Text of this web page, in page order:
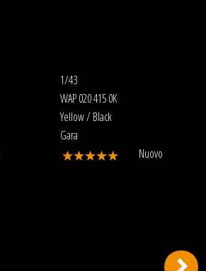
1/43
WAP 020 415 0K
Yellow / Black
Gara
Nuovo